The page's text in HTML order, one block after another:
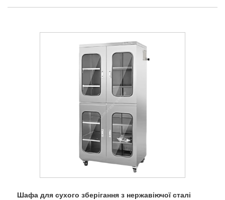
Шафа для сухого зберігання з нержавіючої сталі